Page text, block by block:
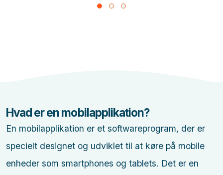
Hvad er en mobilapplikation?
En mobilapplikation er et softwareprogram, der er
specielt designet og udviklet til at køre på mobile
enheder som smartphones og tablets. Det er en